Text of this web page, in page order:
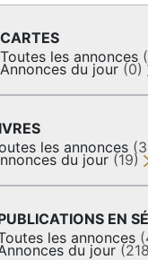
CARTES
Toutes les annonces
Annonces du jour (0)
les annonces
du jour (19)
EN
les annonces
du jour